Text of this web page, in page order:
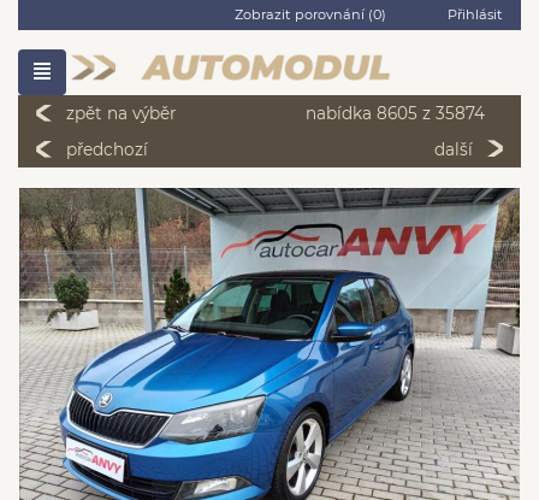
Zobrazit porovnání (0) Přihlásit
zpět na výběr
nabídka 8605 z 35874
předchozí
další